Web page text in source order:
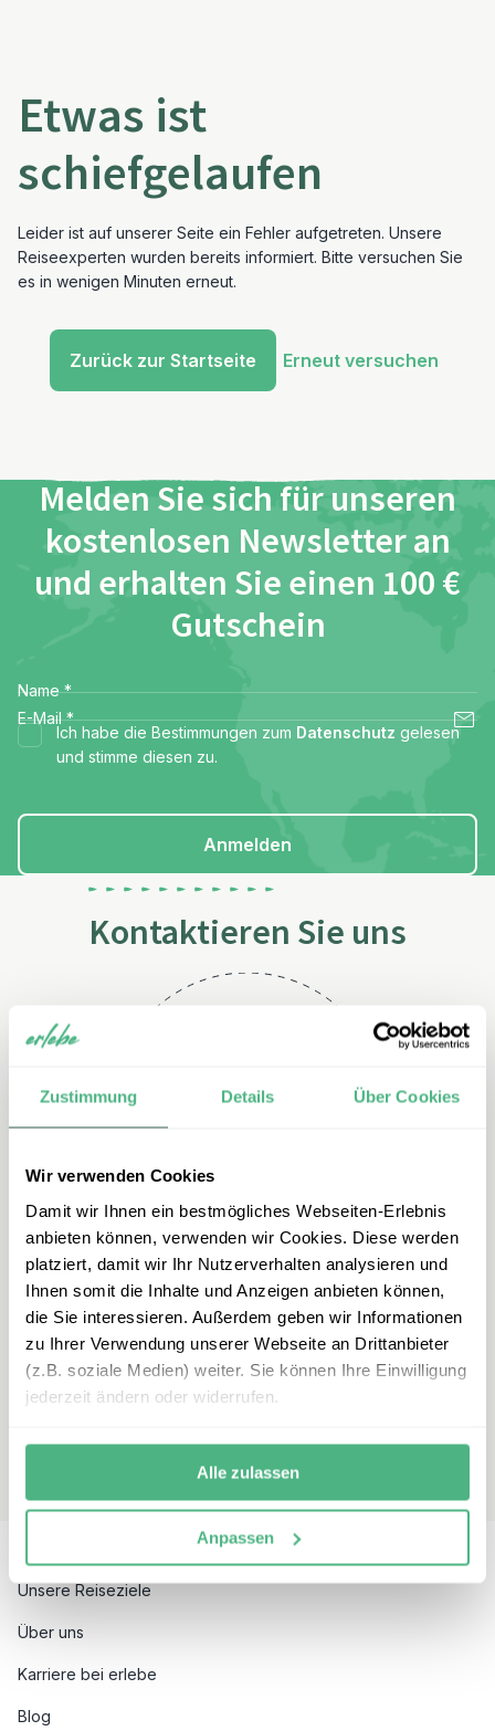
Zustimmung Details Über Cookies
Wir verwenden Cookies
Damit wir Ihnen ein bestmögliches Webseiten-Erlebnis
anbieten können, verwenden wir Cookies. Diese werden
platziert, damit wir Ihr Nutzerverhalten analysieren und
Ihnen somit die Inhalte und Anzeigen anbieten können,
die Sie interessieren. Außerdem geben wir Informationen
zu Ihrer Verwendung unserer Webseite an Drittanbieter
(z.B. soziale Medien) weiter. Sie können Ihre Einwilligung
jederzeit ändern oder widerrufen.
Alle zulassen
Anpassen
Etwas ist
schiefgelaufen
Leider ist auf unserer Seite ein Fehler aufgetreten. Unsere
Reiseexperten wurden bereits informiert. Bitte versuchen Sie
es in wenigen Minuten erneut.
Zurück zur Startseite Erneut versuchen
Melden Sie sich für unseren
kostenlosen Newsletter an
und erhalten Sie einen 100 €
Gutschein
Name *
E-Mail *
Ich habe die Bestimmungen zum Datenschutz gelesen
und stimme diesen zu.
Anmelden
Kontaktieren Sie uns
Telefon
E-mail
mexiko@erlebe.de
Unsere Reiseziele
Über uns
Karriere bei erlebe
Blog